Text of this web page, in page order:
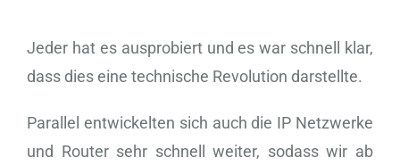
Jeder hat es ausprobiert und es war schnell klar,
dass dies eine technische Revolution darstellte.
Parallel entwickelten sich auch die IP Netzwerke
und Router sehr schnell weiter, sodass wir ab